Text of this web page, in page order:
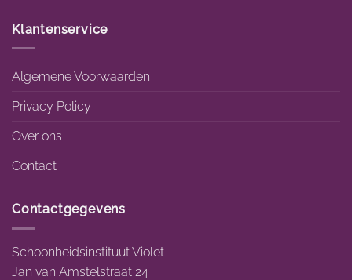
Klantenservice
Algemene Voorwaarden
Privacy Policy
Over ons
Contact
Contactgegevens
Schoonheidsinstituut Violet
Jan van Amstelstraat 24